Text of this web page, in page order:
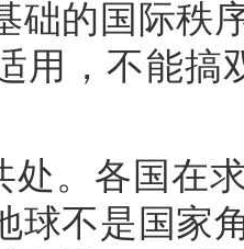
础的国际秩
用，不能搞
。各国在
球不是国家